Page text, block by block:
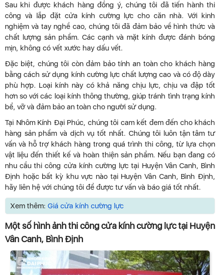
Sau khi được khách hàng đồng ý, chúng tôi đã tiến hành thi
công và lắp đặt cửa kính cường lực cho căn nhà. Với kinh
nghiệm và tay nghề cao, chúng tôi đã đảm bảo về hình thức và
chất lượng sản phẩm. Các cạnh và mặt kính được đánh bóng
mịn, không có vết xước hay dấu vết.
Đặc biệt, chúng tôi còn đảm bảo tính an toàn cho khách hàng
bằng cách sử dụng kính cường lực chất lượng cao và có độ dày
phù hợp. Loại kính này có khả năng chịu lực, chịu va đập tốt
hơn so với các loại kính thông thường, giúp tránh tình trạng kính
bể, vỡ và đảm bảo an toàn cho người sử dụng.
Tại Nhôm Kính Đại Phúc, chúng tôi cam kết đem đến cho khách
hàng sản phẩm và dịch vụ tốt nhất. Chúng tôi luôn tận tâm tư
vấn và hỗ trợ khách hàng trong quá trình thi công, từ lựa chọn
vật liệu đến thiết kế và hoàn thiện sản phẩm. Nếu bạn đang có
nhu cầu thi công cửa kính cường lực tại Huyện Vân Canh, Bình
Định hoặc bất kỳ khu vực nào tại Huyện Vân Canh, Bình Định,
hãy liên hệ với chúng tôi để được tư vấn và báo giá tốt nhất.
Xem thêm: Giá cửa kính cường lực
Một số hình ảnh thi công cửa kính cường lực tại Huyện
Vân Canh, Bình Định